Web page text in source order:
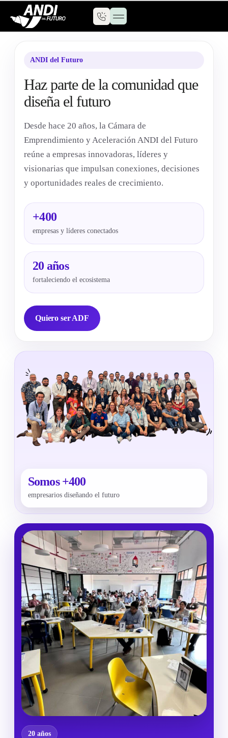
ANDI del Futuro
Haz parte de la comunidad que
diseña el futuro
Desde hace 20 años, la Cámara de
Emprendimiento y Aceleración ANDI del Futuro
reúne a empresas innovadoras, líderes y
visionarias que impulsan conexiones, decisiones
y oportunidades reales de crecimiento.
+400
empresas y líderes conectados
20 años
fortaleciendo el ecosistema
Quiero ser ADF
Somos +400
empresarios diseñando el futuro
20 años